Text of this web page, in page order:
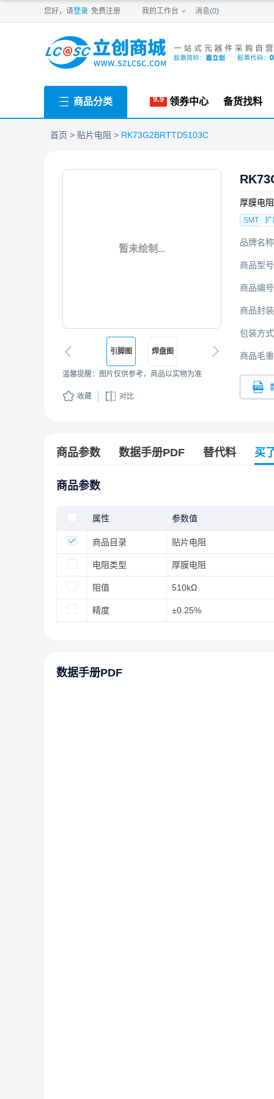
您好，请登录 免费注册 我的工作台 消息(0)
商品分类 领券中心 备货找料
首页 贴片电阻 RK73G2BRTTD5103C
暂未绘制...
引脚图 焊盘图
温馨提醒：图片仅供参考，商品以实物为准
收藏 对比
厚膜电
SMT 扩
品牌名称
商品型号
商品编号
商品封装
包装方式
商品毛重
商品参数 数据手册PDF 替代料 买
商品参数
属性 参数值
商品目录 贴片电阻
电阻类型 厚膜电阻
阻值 510kΩ
精度 ±0.25%
数据手册PDF